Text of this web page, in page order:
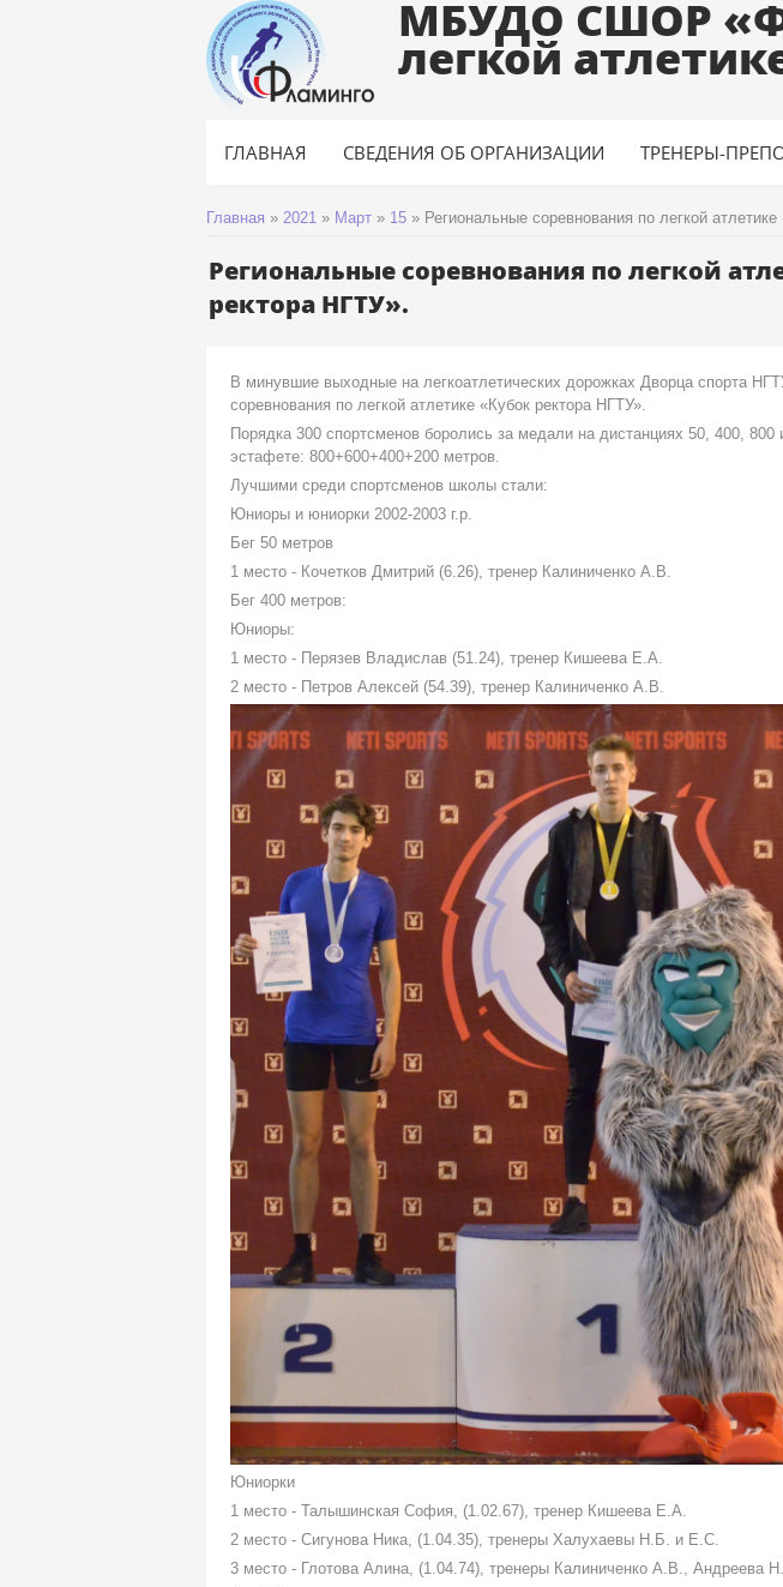
МБУДО СШОР
легкой
ГЛАВНАЯ СВЕДЕНИЯ ОБ ОРГАНИЗАЦИИ ТРЕНЕРЫ-
Главная » 2021 » Март » 15 » Региональные соревнования по легкой
Региональные соревнования по легкой
ректора НГТУ».
В минувшие выходные на легкоатлетических дорожках Дворца спорта
соревнования по легкой атлетике «Кубок ректора НГТУ».
Порядка 300 спортсменов боролись за медали на дистанциях 50, 400, 800
эстафете: 800+600+400+200 метров.
Лучшими среди спортсменов школы стали:
Юниоры и юниорки 2002-2003 г.р.
Бег 50 метров
1 место - Кочетков Дмитрий (6.26), тренер Калиниченко А.В.
Бег 400 метров:
Юниоры:
1 место - Перязев Владислав (51.24), тренер Кишеева Е.А.
2 место - Петров Алексей (54.39), тренер Калиниченко А.В.
Юниорки
1 место - Талышинская София, (1.02.67), тренер Кишеева Е.А.
2 место - Сигунова Ника, (1.04.35), тренеры Халухаевы Н.Б. и Е.С.
3 место - Глотова Алина, (1.04.74), тренеры Калиниченко А.В., Андреева